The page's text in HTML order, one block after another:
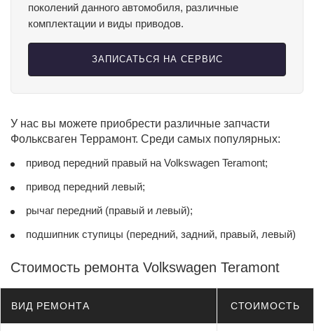
поколений данного автомобиля, различные
комплектации и виды приводов.
ЗАПИСАТЬСЯ НА СЕРВИС
У нас вы можете приобрести различные запчасти
Фольксваген Террамонт. Среди самых популярных:
привод передний правый на Volkswagen Teramont;
привод передний левый;
рычаг передний (правый и левый);
подшипник ступицы (передний, задний, правый, левый)
Стоимость ремонта Volkswagen Teramont
ВИД РЕМОНТА СТОИМОСТЬ